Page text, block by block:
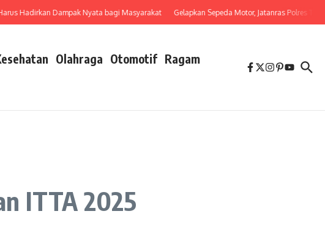
Hadirkan Dampak Nyata bagi Masyarakat Gelapkan Sepeda Motor, Jatanras Polres Tebing
Olahraga Otomotif Ragam
ITTA 2025